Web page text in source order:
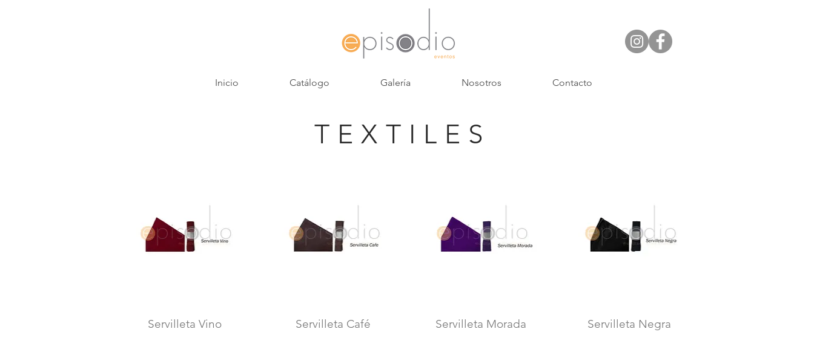
Inicio Catálogo Galería Nosotros Contacto
TEXTILES
Vista rápida
Servilleta Vino Vista rápida
Servilleta Café Vista rápida
Servilleta Morada Vista rápida
Servilleta Negra